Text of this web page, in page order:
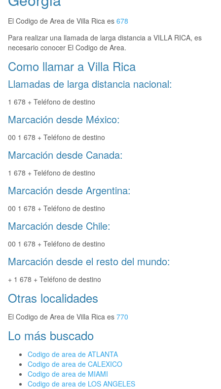
El Codigo de Area de Villa Rica es 678
Para realizar una llamada de larga distancia a VILLA RICA, es
necesario conocer El Codigo de Area.
Como llamar a Villa Rica
Llamadas de larga distancia nacional:
1 678 + Teléfono de destino
Marcación desde México:
00 1 678 + Teléfono de destino
Marcación desde Canada:
1 678 + Teléfono de destino
Marcación desde Argentina:
00 1 678 + Teléfono de destino
Marcación desde Chile:
00 1 678 + Teléfono de destino
Marcación desde el resto del mundo:
+ 1 678 + Teléfono de destino
Otras localidades
El Codigo de Area de Villa Rica es 770
Lo más buscado
Codigo de area de ATLANTA
Codigo de area de CALEXICO
Codigo de area de MIAMI
Codigo de area de LOS ANGELES